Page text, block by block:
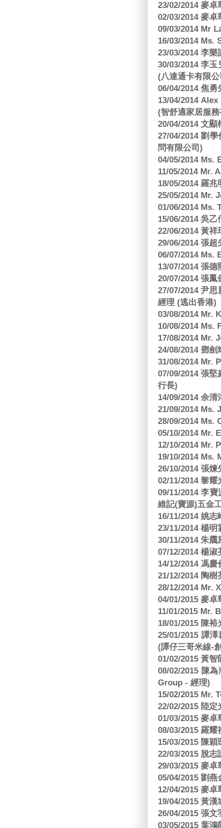
23/02/2014 麥
02/03/2014 麥
09/03/2014 Mr
16/03/2014 Ms.
23/03/2014 李
30/03/2014 李
(八達通卡有限
06/04/2014 焦
13/04/2014
(智舒適家居服
20/04/2014 文
27/04/2014 劉
問有限公司)
04/05/2014 Ms.
11/05/2014 Mr.
18/05/2014 羅
25/05/2014 Mr.
01/06/2014 Ms.
15/06/2014 吳
22/06/2014 黃
29/06/2014 張
06/07/2014 Ms.
13/07/2014 張
20/07/2014 張
27/07/2014 尹
經理 (逃出香港)
03/08/2014 Mr.
10/08/2014 Ms.
17/08/2014 Mr.
24/08/2014 鄧
31/08/2014 Mr.
07/09/2014 張
行長)
14/09/2014 余
21/09/2014 Ms.
28/09/2014 Ms.
05/10/2014 Mr.
12/10/2014 Mr.
19/10/2014 Ms.
26/10/2014 張
02/11/2014 黎
09/11/2014 李
維記(寶源)五金
16/11/2014 姚
23/11/2014 楊
30/11/2014 朱
07/12/2014 楊
14/12/2014 馮
21/12/2014 陶
28/12/2014 Mr.
04/01/2015 麥
11/01/2015 Mr.
18/01/2015 陳
25/01/2015 譚
(譚仔三哥米線-
01/02/2015 黃
08/02/2015 陳
Group - 經理)
15/02/2015 Mr.
22/02/2015 陸
01/03/2015 麥
08/03/2015 羅
15/03/2015 陳
22/03/2015 脫
29/03/2015 麥
05/04/2015 劉
12/04/2015 麥
19/04/2015 黃
26/04/2015 張
03/05/2015 葉